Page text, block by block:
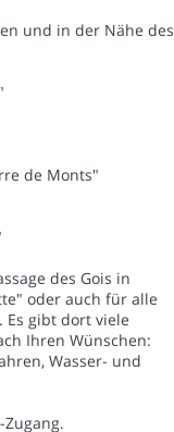
und in der Nähe des
de Monts"
des Gois in
oder auch für alle
Es gibt dort viele
Ihren Wünschen:
Wasser- und